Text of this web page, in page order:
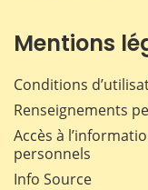
Mentions
Conditions
Renseignements
Accès à
personnels
Info Source